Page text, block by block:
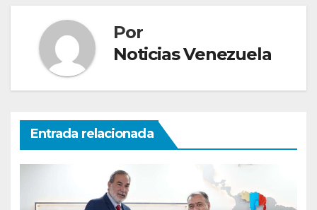
Por
Noticias Venezuela
Entrada relacionada